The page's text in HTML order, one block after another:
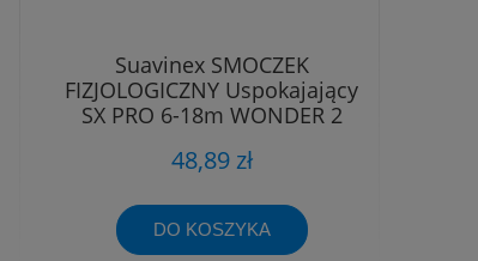
Suavinex SMOCZEK
FIZJOLOGICZNY Uspokajający
SX PRO 6-18m WONDER 2
48,89 zł
DO KOSZYKA